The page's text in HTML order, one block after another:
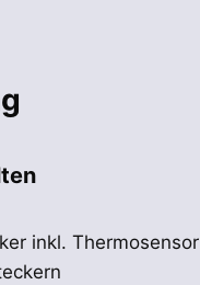
inkl. Thermosensor